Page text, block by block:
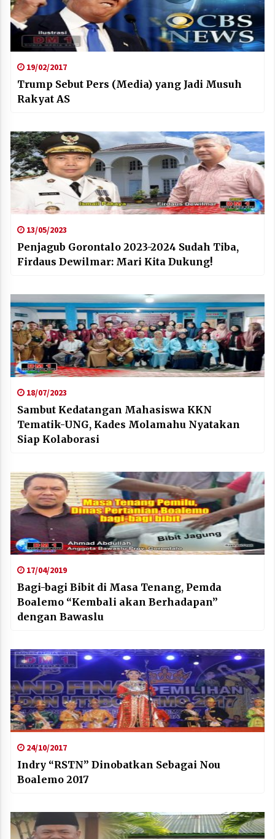
19/02/2017
Trump Sebut Pers (Media) yang Jadi Musuh
Rakyat AS
13/05/2023
Penjagub Gorontalo 2023-2024 Sudah Tiba,
Firdaus Dewilmar: Mari Kita Dukung!
18/07/2023
Sambut Kedatangan Mahasiswa KKN
Tematik-UNG, Kades Molamahu Nyatakan
Siap Kolaborasi
17/04/2019
Bagi-bagi Bibit di Masa Tenang, Pemda
Boalemo “Kembali akan Berhadapan”
dengan Bawaslu
24/10/2017
Indry “RSTN” Dinobatkan Sebagai Nou
Boalemo 2017